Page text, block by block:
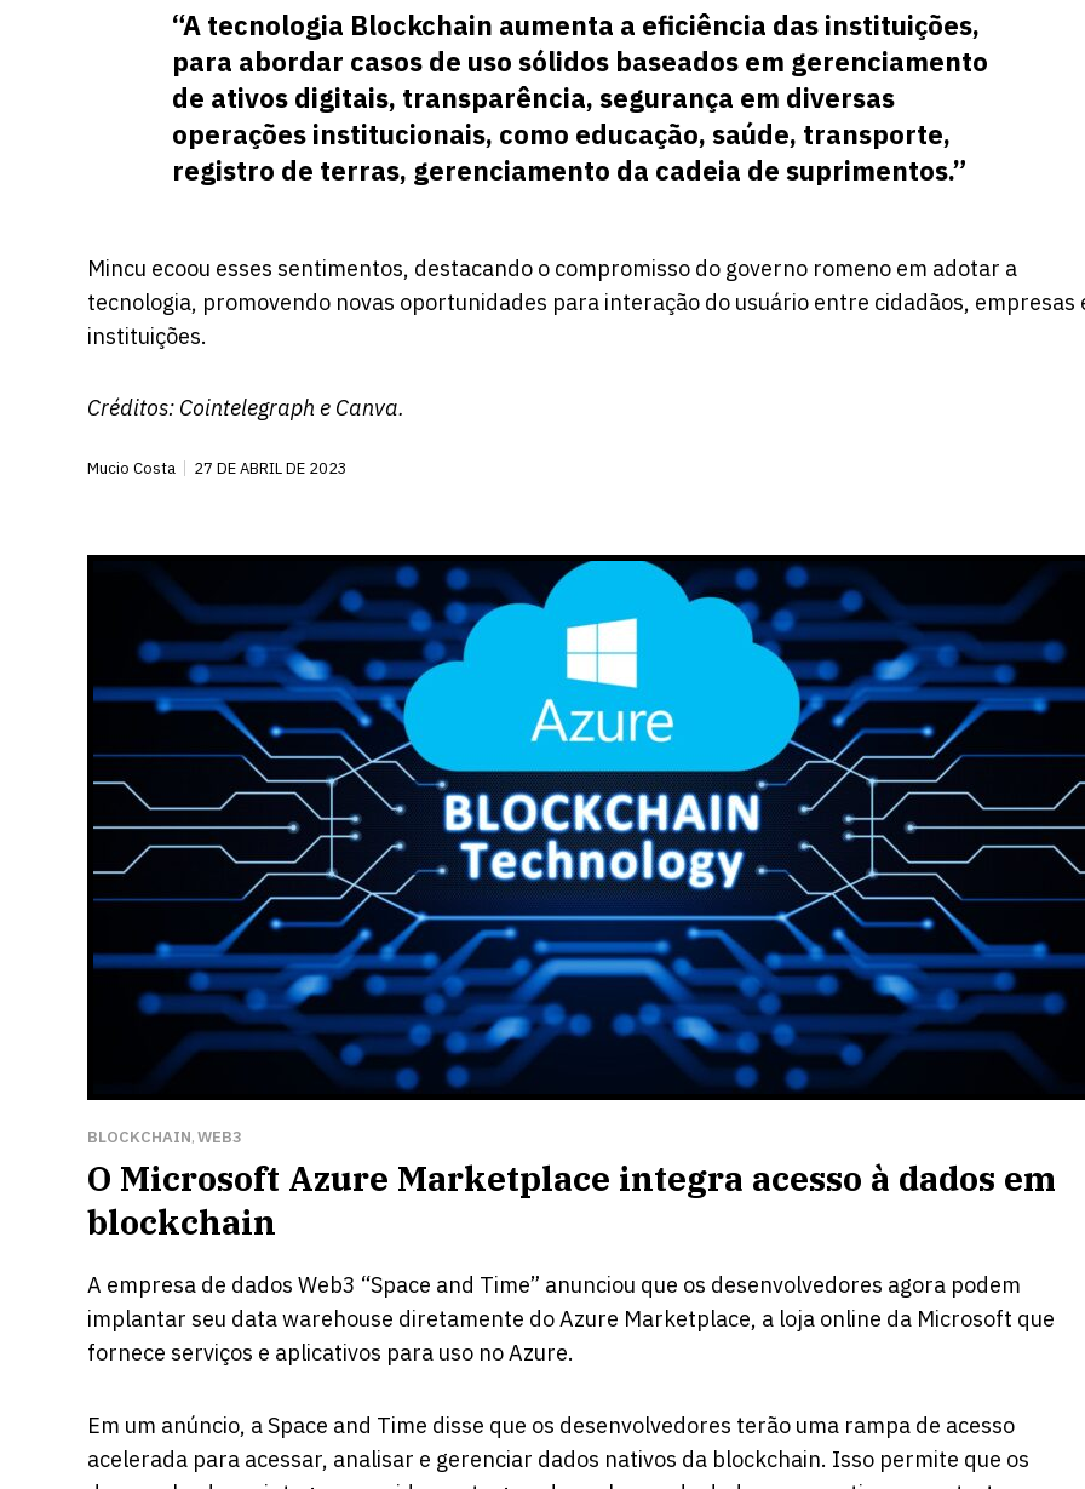
“A tecnologia Blockchain aumenta a eficiência das instituições,
para abordar casos de uso sólidos baseados em gerenciamento
de ativos digitais, transparência, segurança em diversas
operações institucionais, como educação, saúde, transporte,
registro de terras, gerenciamento da cadeia de suprimentos.”
Mincu ecoou esses sentimentos, destacando o compromisso do governo romeno em adotar a
tecnologia, promovendo novas oportunidades para interação do usuário entre cidadãos, empresas
instituições.
Créditos: Cointelegraph e Canva.
Mucio Costa 27 DE ABRIL DE 2023
BLOCKCHAIN, WEB3
O Microsoft Azure Marketplace integra acesso à dados em
blockchain
A empresa de dados Web3 “Space and Time” anunciou que os desenvolvedores agora podem
implantar seu data warehouse diretamente do Azure Marketplace, a loja online da Microsoft que
fornece serviços e aplicativos para uso no Azure.
Em um anúncio, a Space and Time disse que os desenvolvedores terão uma rampa de acesso
acelerada para acessar, analisar e gerenciar dados nativos da blockchain. Isso permite que os